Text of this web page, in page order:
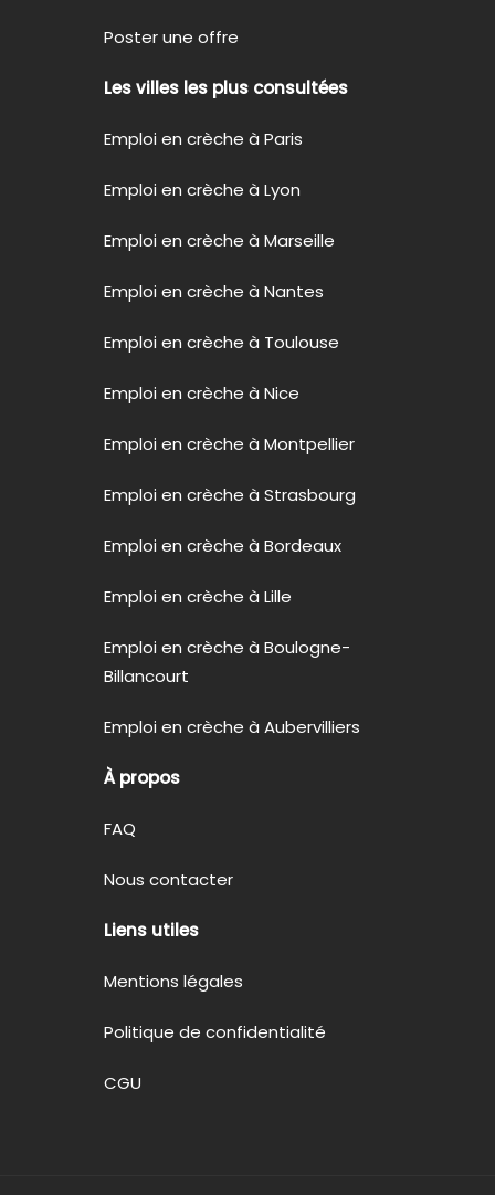
Poster une offre
Les villes les plus consultées
Emploi en crèche à Paris
Emploi en crèche à Lyon
Emploi en crèche à Marseille
Emploi en crèche à Nantes
Emploi en crèche à Toulouse
Emploi en crèche à Nice
Emploi en crèche à Montpellier
Emploi en crèche à Strasbourg
Emploi en crèche à Bordeaux
Emploi en crèche à Lille
Emploi en crèche à Boulogne-
Billancourt
Emploi en crèche à Aubervilliers
À propos
FAQ
Nous contacter
Liens utiles
Mentions légales
Politique de confidentialité
CGU